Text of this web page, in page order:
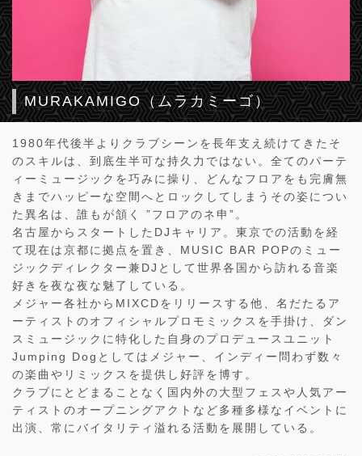
MURAKAMIGO（ムラカミーゴ）
1980年代後半よりクラブシーンを長年支え続けてきたそ
のスキルは、到底生半可な持久力ではない。全てのパーテ
ィーミュージックを巧みに操り、どんなフロアをも完膚無
きまでハッピーな空間へとロックしてしまうその姿につい
た異名は、誰もが頷く ”フロアのネ申”。
名古屋からスタートしたDJキャリア。東京での活動を経
て現在は京都に拠点を置き、MUSIC BAR POPのミュー
ジックディレクター兼DJとして世界各国から訪れる音楽
好きを夜な夜な魅了している。
メジャー各社からMIXCDをリリースする他、名だたるア
ーティストのオフィシャルプロモミックスを手掛け、ダン
スミュージックに特化した自身のプロデュースユニット
Jumping Dogとしてはメジャー、インディー問わず数々
の楽曲やリミックスを提供し好評を博す。
クラブにとどまることなく国内外の大型フェスや人気アー
ティストのオープニングアクトなど多種多様なイベントに
出演、常にバイタリティ溢れる活動を展開している。